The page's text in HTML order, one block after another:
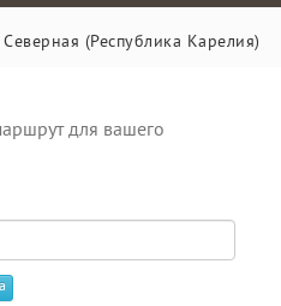
(Республика Карелия)
для вашего